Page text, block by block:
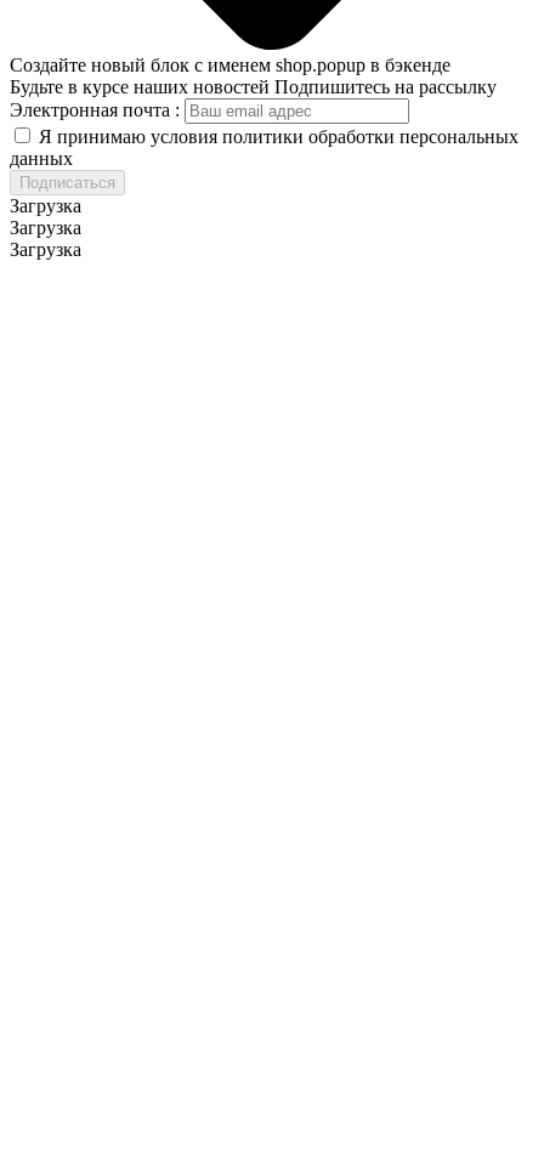
Создайте новый блок с именем shop.popup в бэкенде
Будьте в курсе наших новостей Подпишитесь на рассылку
Электронная почта :
Я принимаю условия политики обработки персональных
данных
Подписаться
Загрузка
Загрузка
Загрузка